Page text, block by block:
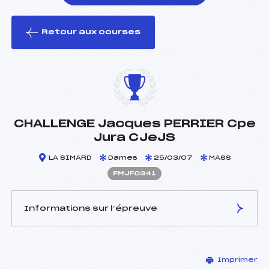
le ski
Retour aux courses
CHALLENGE Jacques PERRIER Cpe
Jura CJeJS
LA SIMARD Dames 25/03/07 MASS
FMJF0341
Informations sur l’épreuve
TOURNIER JEAN PIERRE
Imprimer